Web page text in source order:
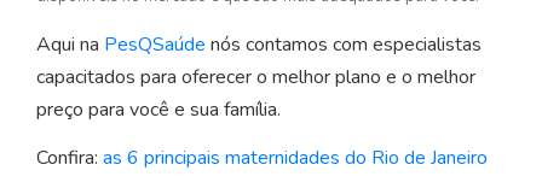
Aqui na PesQSaúde nós contamos com especialistas
capacitados para oferecer o melhor plano e o melhor
preço para você e sua família.
Confira: as 6 principais maternidades do Rio de Janeiro